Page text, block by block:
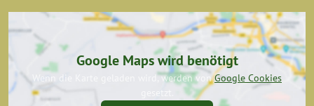
Google Maps wird benötigt
Wenn die Karte geladen wird, werden vonGoogle Cookies
gesetzt.